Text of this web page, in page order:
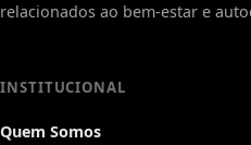
relacionados ao bem-estar e
INSTITUCIONAL
Quem Somos